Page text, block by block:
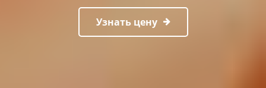
Узнать цену